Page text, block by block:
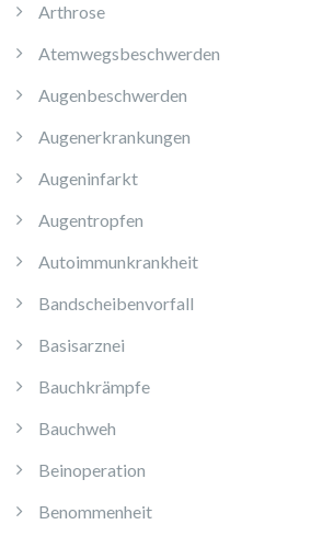
Arthrose
Atemwegsbeschwerden
Augenbeschwerden
Augenerkrankungen
Augeninfarkt
Augentropfen
Autoimmunkrankheit
Bandscheibenvorfall
Basisarznei
Bauchkrämpfe
Bauchweh
Beinoperation
Benommenheit